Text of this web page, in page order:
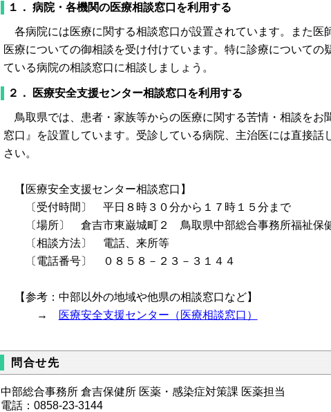
１． 病院・各機関の医療相談窓口を利用する
各病院には医療に関する相談窓口が設置されています。また医
医療についての御相談を受け付けています。特に診療についての
ている病院の相談窓口に相談しましょう。
２． 医療安全支援センター相談窓口を利用する
鳥取県では、患者・家族等からの医療に関する苦情・相談をお
窓口』を設置しています。受診している病院、主治医には直接話
さい。
【医療安全支援センター相談窓口】
〔受付時間〕 平日８時３０分から１７時１５分まで
〔場所〕 倉吉市東巌城町２ 鳥取県中部総合事務所福祉保
〔相談方法〕 電話、来所等
〔電話番号〕 ０８５８－２３－３１４４
【参考：中部以外の地域や他県の相談窓口など】
→
医療安全支援センター（医療相談窓口）
問合せ先
中部総合事務所 倉吉保健所 医薬・感染症対策課 医薬担当
電話：0858-23-3144